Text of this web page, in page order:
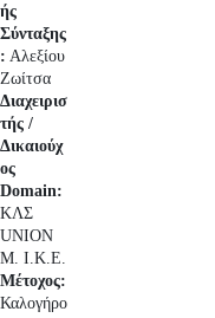
ής
Σύνταξης
: Αλεξίου
Ζωίτσα
Διαχειρισ
τής /
Δικαιούχ
ος
Domain:
ΚΛΣ
UNION
Μ. Ι.Κ.Ε.
Μέτοχος:
Καλογήρο